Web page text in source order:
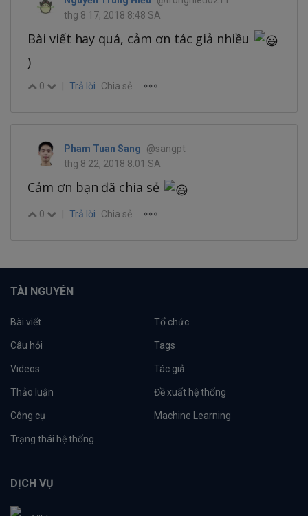
thg 8 17, 2018 8:48 SA
Bài viết hay quá, cảm ơn tác giả nhiều
)
0 Trả lời Chia sẻ
Pham Tuan Sang
@sangpt
thg 8 22, 2018 8:01 SA
Cảm ơn bạn đã chia sẻ
0 Trả lời Chia sẻ
TÀI NGUYÊN
Bài viết Tổ chức
Câu hỏi Tags
Videos Tác giả
Thảo luận Đề xuất hệ thống
Công cụ Machine Learning
Trạng thái hệ thống
DỊCH VỤ